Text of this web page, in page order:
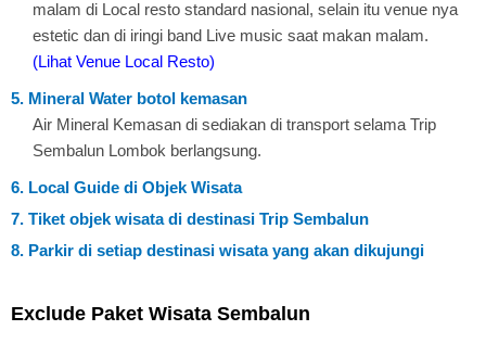
malam di Local resto standard nasional, selain itu venue nya
estetic dan di iringi band Live music saat makan malam.
(Lihat Venue Local Resto)
5. Mineral Water botol kemasan
Air Mineral Kemasan di sediakan di transport selama Trip
Sembalun Lombok berlangsung.
6. Local Guide di Objek Wisata
7. Tiket objek wisata di destinasi Trip Sembalun
8. Parkir di setiap destinasi wisata yang akan dikujungi
Exclude Paket Wisata Sembalun